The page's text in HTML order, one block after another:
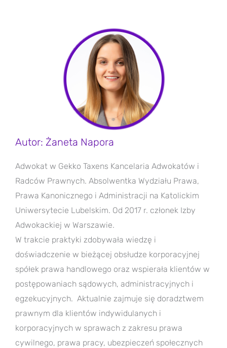
Autor: Żaneta Napora
Adwokat w Gekko Taxens Kancelaria Adwokatów i
Radców Prawnych. Absolwentka Wydziału Prawa,
Prawa Kanonicznego i Administracji na Katolickim
Uniwersytecie Lubelskim. Od 2017 r. członek Izby
Adwokackiej w Warszawie.
W trakcie praktyki zdobywała wiedzę i
doświadczenie w bieżącej obsłudze korporacyjnej
spółek prawa handlowego oraz wspierała klientów w
postępowaniach sądowych, administracyjnych i
egzekucyjnych. Aktualnie zajmuje się doradztwem
prawnym dla klientów indywidulanych i
korporacyjnych w sprawach z zakresu prawa
cywilnego, prawa pracy, ubezpieczeń społecznych